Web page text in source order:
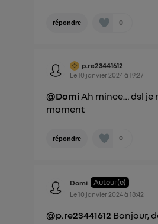
répondre 0
p.re23441612
Le10 janvier 2024à19:27
@DomiAh mince… dsl je
moment
répondre 0
Domi Auteur(e)
Le10 janvier 2024à18:42
@p.re23441612 Bonjour,